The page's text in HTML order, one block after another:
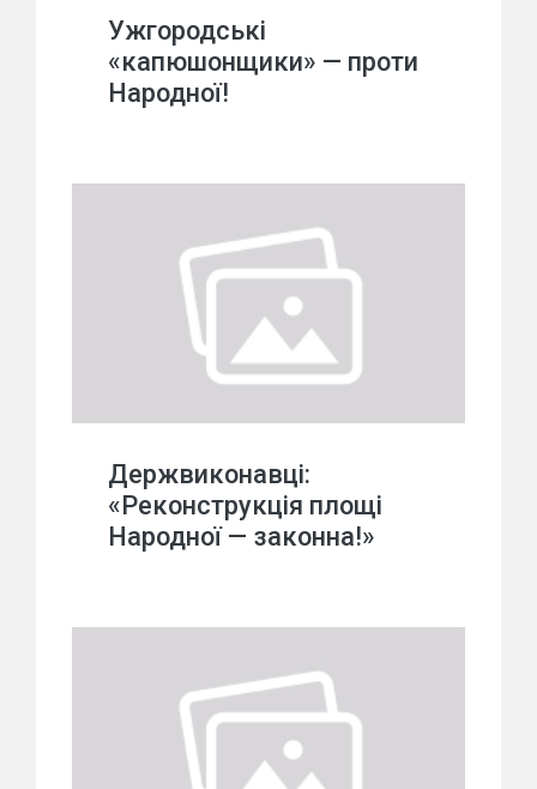
Ужгородські
«капюшонщики» — проти
Народної!
Держвиконавці:
«Реконструкція площі
Народної — законна!»